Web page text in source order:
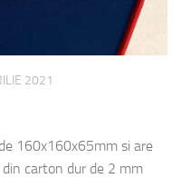
2021
160x160x65mm si are
carton dur de 2 mm